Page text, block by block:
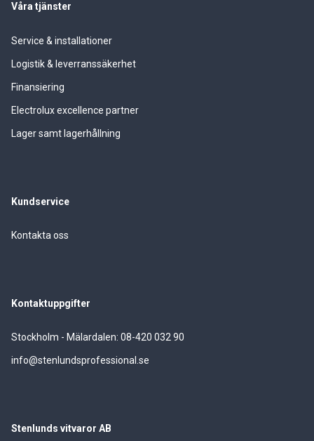
Våra tjänster
Service & installationer
Logistik & leverranssäkerhet
Finansiering
Electrolux excellence partner
Lager samt lagerhållning
Kundservice
Kontakta oss
Kontaktuppgifter
Stockholm - Mälardalen: 08-420 032 90
info@stenlundsprofessional.se
Stenlunds vitvaror AB